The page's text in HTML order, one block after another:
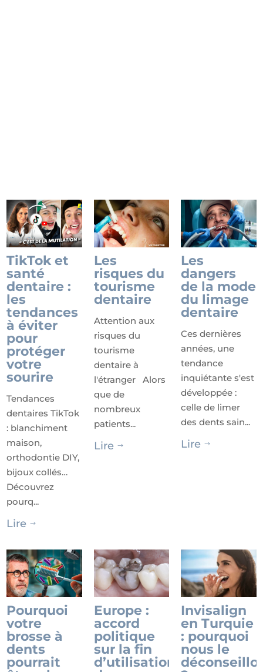
TikTok et
santé
dentaire :
les
tendances
à éviter
pour
protéger
votre
sourire
Tendances
dentaires TikTok
: blanchiment
maison,
orthodontie DIY,
bijoux collés…
Découvrez
pourq...
Lire $
Les
risques du
tourisme
dentaire
Attention aux
risques du
tourisme
dentaire à
l'étranger Alors
que de
nombreux
patients...
Lire $
Les
dangers
de la mode
du limage
dentaire
Ces dernières
années, une
tendance
inquiétante s'est
développée :
celle de limer
des dents sain...
Lire $
Pourquoi
votre
brosse à
dents
pourrait
Europe :
accord
politique
sur la fin
d’utilisation
Invisalign
en Turquie
: pourquoi
nous le